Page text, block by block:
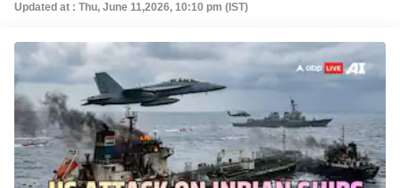
Updated at : Thu, June 11,2026, 10:10 pm (IST)